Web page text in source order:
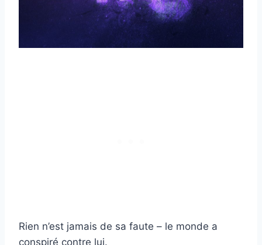
Rien n’est jamais de sa faute – le monde a
conspiré contre lui.